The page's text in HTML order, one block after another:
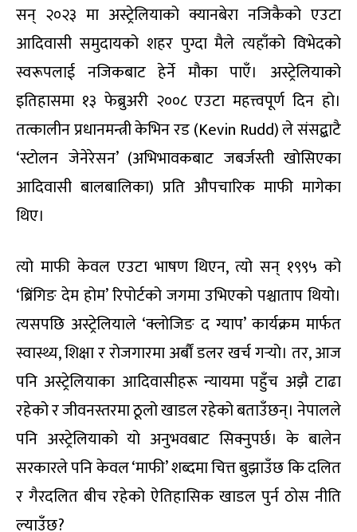
सन् २०२३ मा अस्ट्रेलियाको क्यानबेरा नजिकैको एउटा
आदिवासी समुदायको शहर पुग्दा मैले त्यहाँको विभेदको
स्वरूपलाई नजिकबाट हेर्ने मौका पाएँ। अस्ट्रेलियाको
इतिहासमा १३ फेब्रुअरी २००८ एउटा महत्त्वपूर्ण दिन हो।
तत्कालीन प्रधानमन्त्री केभिन रड (Kevin Rudd) ले संसद्बाटै
‘स्टोलन जेनेरेसन’ (अभिभावकबाट जबर्जस्ती खोसिएका
आदिवासी बालबालिका) प्रति औपचारिक माफी मागेका
थिए।
त्यो माफी केवल एउटा भाषण थिएन, त्यो सन् १९९५ को
‘ब्रिंगिङ देम होम’ रिपोर्टको जगमा उभिएको पश्चाताप थियो।
त्यसपछि अस्ट्रेलियाले ‘क्लोजिङ द ग्याप’ कार्यक्रम मार्फत
स्वास्थ्य, शिक्षा र रोजगारमा अर्बौं डलर खर्च गर्‍यो। तर, आज
पनि अस्ट्रेलियाका आदिवासीहरू न्यायमा पहुँच अझै टाढा
रहेको र जीवनस्तरमा ठूलो खाडल रहेको बताउँछन्। नेपालले
पनि अस्ट्रेलियाको यो अनुभवबाट सिक्नुपर्छ। के बालेन
सरकारले पनि केवल ‘माफी’ शब्दमा चित्त बुझाउँछ कि दलित
र गैरदलित बीच रहेको ऐतिहासिक खाडल पुर्न ठोस नीति
ल्याउँछ?